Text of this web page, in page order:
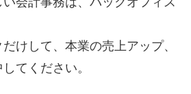
けして、本業の売上アップ、
てください。